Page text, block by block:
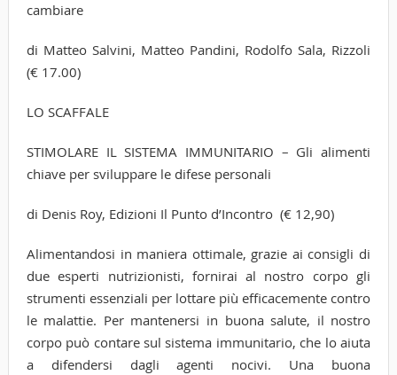
cambiare
di Matteo Salvini, Matteo Pandini, Rodolfo Sala, Rizzoli
(€ 17.00)
LO SCAFFALE
STIMOLARE IL SISTEMA IMMUNITARIO – Gli alimenti
chiave per sviluppare le difese personali
di Denis Roy, Edizioni Il Punto d’Incontro (€ 12,90)
Alimentandosi in maniera ottimale, grazie ai consigli di
due esperti nutrizionisti, fornirai al nostro corpo gli
strumenti essenziali per lottare più efficacemente contro
le malattie. Per mantenersi in buona salute, il nostro
corpo può contare sul sistema immunitario, che lo aiuta
a difendersi dagli agenti nocivi. Una buona